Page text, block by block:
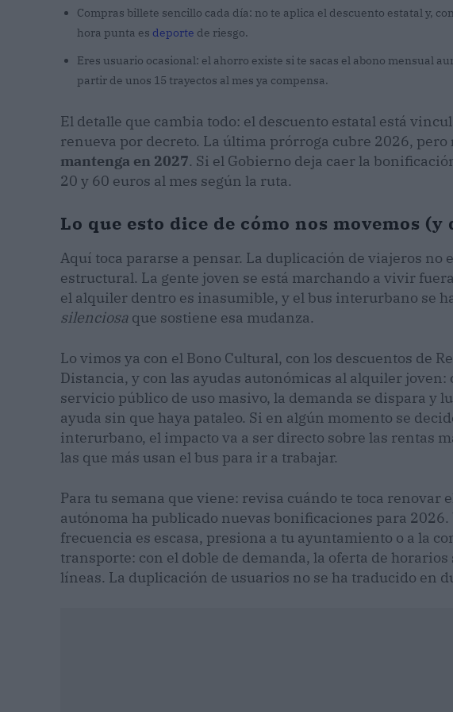
Compras billete sencillo cada día: no te aplica el descuento estatal y,
hora punta es deporte de riesgo.
Eres usuario ocasional: el ahorro existe si te sacas el abono mensual
partir de unos 15 trayectos al mes ya compensa.
El detalle que cambia todo: el descuento estatal está
renueva por decreto. La última prórroga cubre 2026, pero
mantenga en 2027. Si el Gobierno deja caer la
20 y 60 euros al mes según la ruta.
Lo que esto dice de cómo nos movemos (y
Aquí toca pararse a pensar. La duplicación de viajeros no
estructural. La gente joven se está marchando a vivir
el alquiler dentro es inasumible, y el bus interurbano se
silenciosa que sostiene esa mudanza.
Lo vimos ya con el Bono Cultural, con los descuentos de
Distancia, y con las ayudas autonómicas al alquiler
servicio público de uso masivo, la demanda se dispara y
ayuda sin que haya pataleo. Si en algún momento se
interurbano, el impacto va a ser directo sobre las rentas
las que más usan el bus para ir a trabajar.
Para tu semana que viene: revisa cuándo te toca renovar
autónoma ha publicado nuevas bonificaciones para 2026.
frecuencia es escasa, presiona a tu ayuntamiento o a la
transporte: con el doble de demanda, la oferta de horarios
líneas. La duplicación de usuarios no se ha traducido en